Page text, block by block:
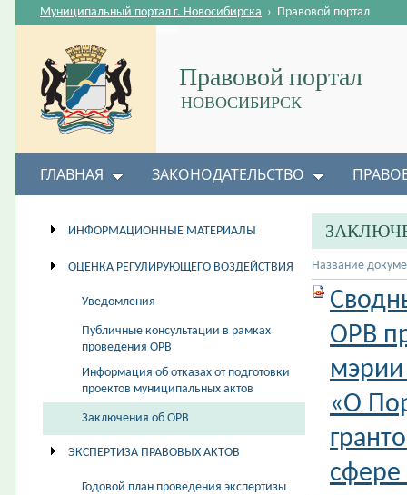
Правовой портал
НОВОСИБИРСК
Муниципальный портал г. Новосибирска › Правовой портал
ГЛАВНАЯ ЗАКОНОДАТЕЛЬСТВО
ИНФОРМАЦИОННЫЕ МАТЕРИАЛЫ
ОЦЕНКА РЕГУЛИРУЮЩЕГО ВОЗДЕЙСТВИЯ
Уведомления
Публичные консультации в рамках
проведения ОРВ
Информация об отказах от подготовки
проектов муниципальных актов
Заключения об ОРВ
ЭКСПЕРТИЗА ПРАВОВЫХ АКТОВ
Годовой план проведения экспертизы
Название
ОРВ
мэрии
«О
сфере